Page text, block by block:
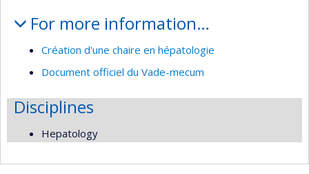
For more information…
Création d'une chaire en hépatologie
Document officiel du Vade-mecum
Disciplines
Hepatology